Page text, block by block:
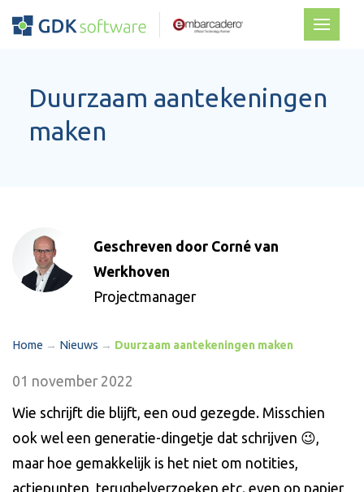
Duurzaam aantekeningen
maken
Geschreven door Corné van
Werkhoven
Projectmanager
Home → Nieuws → Duurzaam aantekeningen maken
01 november 2022
Wie schrijft die blijft, een oud gezegde. Misschien
ook wel een generatie-dingetje dat schrijven 😉,
maar hoe gemakkelijk is het niet om notities,
actiepunten, terugbelverzoeken etc. even op papier